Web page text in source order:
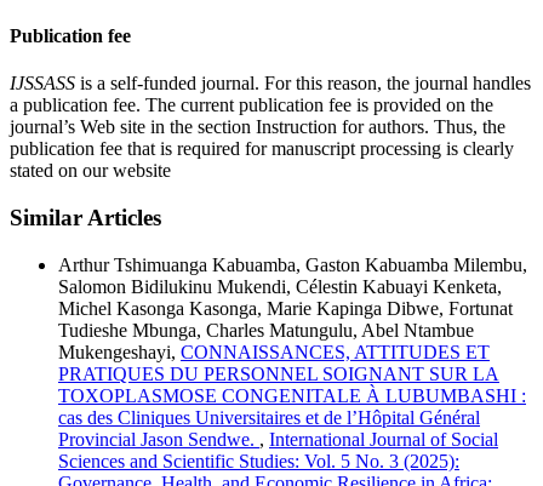
Publication fee
IJSSASS is a self-funded journal. For this reason, the journal handles
a publication fee. The current publication fee is provided on the
journal’s Web site in the section Instruction for authors. Thus, the
publication fee that is required for manuscript processing is clearly
stated on our website
Similar Articles
Arthur Tshimuanga Kabuamba, Gaston Kabuamba Milembu,
Salomon Bidilukinu Mukendi, Célestin Kabuayi Kenketa,
Michel Kasonga Kasonga, Marie Kapinga Dibwe, Fortunat
Tudieshe Mbunga, Charles Matungulu, Abel Ntambue
Mukengeshayi, CONNAISSANCES, ATTITUDES ET
PRATIQUES DU PERSONNEL SOIGNANT SUR LA
TOXOPLASMOSE CONGENITALE À LUBUMBASHI :
cas des Cliniques Universitaires et de l’Hôpital Général
Provincial Jason Sendwe. , International Journal of Social
Sciences and Scientific Studies: Vol. 5 No. 3 (2025):